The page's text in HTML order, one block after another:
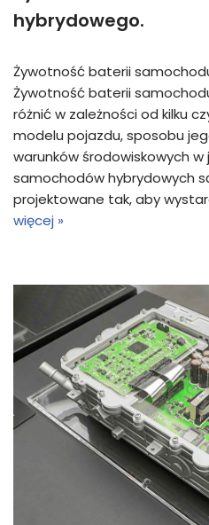
hybrydowego.
Żywotność baterii
Żywotność baterii
różnić w zależności od kilku
modelu pojazdu, sposobu
warunków środowiskowych
samochodów hybrydowych
projektowane tak, aby
więcej »